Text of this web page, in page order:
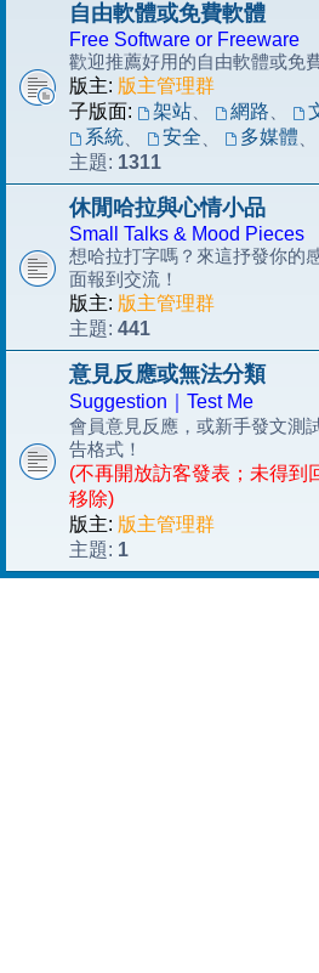
自由軟體或免費軟體
Free Software or Freeware
歡迎推薦好用的自由軟體或免
版主: 版主管理群
子版面:
架站、 網路
系統、 安全 多媒體
主題: 1311
休閒哈拉與心情小品
Small Talks & Mood Pieces
想哈拉打字嗎？來這抒發你的
面報到交流！
版主: 版主管理群
主題: 441
意見反應或無法分類
Suggestion｜Test Me
會員意見反應，或新手發文測
告格式！
(不再開放訪客發表；未得到
移除)
版主: 版主管理群
主題: 1